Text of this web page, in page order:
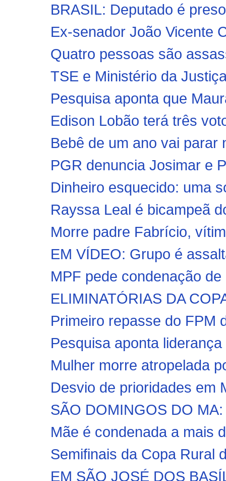
BRASIL: Deputado é
Ex-senador João Vicente
Quatro pessoas são
TSE e Ministério da
Pesquisa aponta que
Edison Lobão terá três
Bebê de um ano vai parar
PGR denuncia Josimar e
Dinheiro esquecido: uma
Rayssa Leal é bicampeã
Morre padre Fabrício,
EM VÍDEO: Grupo é
MPF pede condenação
ELIMINATÓRIAS DA
Primeiro repasse do FPM
Pesquisa aponta
Mulher morre atropelada
Desvio de prioridades em
SÃO DOMINGOS DO
Mãe é condenada a mais
Semifinais da Copa Rural
EM SÃO JOSÉ DOS